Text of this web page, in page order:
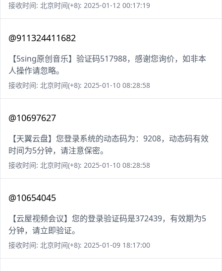
接收时间: 北京时间(+8): 2025-01-12 00:17:19
@911324411682
【5sing原创音乐】验证码517988，感谢您询价，如非本
人操作请忽略。
接收时间: 北京时间(+8): 2025-01-10 08:28:58
@10697627
【天翼云盘】您登录系统的动态码为：9208，动态码有效
时间为5分钟，请注意保密。
接收时间: 北京时间(+8): 2025-01-10 08:28:58
@10654045
【云屋视频会议】您的登录验证码是372439，有效期为5
分钟，请立即验证。
接收时间: 北京时间(+8): 2025-01-09 18:17:00